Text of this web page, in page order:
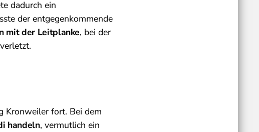
dadurch ein
der entgegenkommende
mit der Leitplanke, bei der
Kronweiler fort. Bei dem
handeln, vermutlich ein